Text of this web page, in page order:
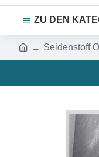
ZU DEN
Seidenstoff